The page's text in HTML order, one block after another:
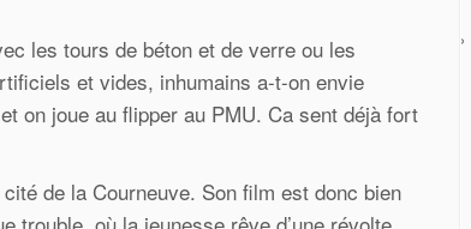
les tours de béton et de verre ou les
et vides, inhumains a-t-on envie
on joue au flipper au PMU. Ca sent déjà fort
de la Courneuve. Son film est donc bien